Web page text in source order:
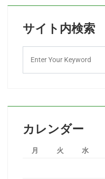
サイト内検索
カレンダー
月 火 水